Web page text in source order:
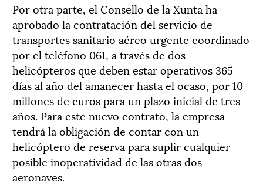
Por otra parte, el Consello de la Xunta ha
aprobado la contratación del servicio de
transportes sanitario aéreo urgente coordinado
por el teléfono 061, a través de dos
helicópteros que deben estar operativos 365
días al año del amanecer hasta el ocaso, por 10
millones de euros para un plazo inicial de tres
años. Para este nuevo contrato, la empresa
tendrá la obligación de contar con un
helicóptero de reserva para suplir cualquier
posible inoperatividad de las otras dos
aeronaves.